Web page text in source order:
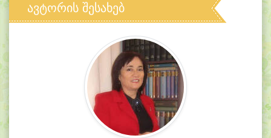
ავტორის შესახებ